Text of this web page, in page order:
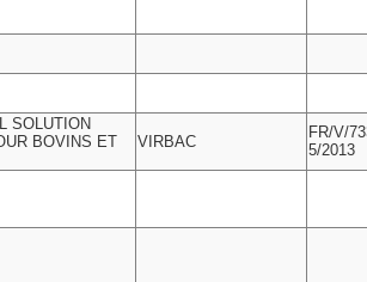
SOLUTION
BOVINS ET
VIRBAC
FR/V/
5/2013